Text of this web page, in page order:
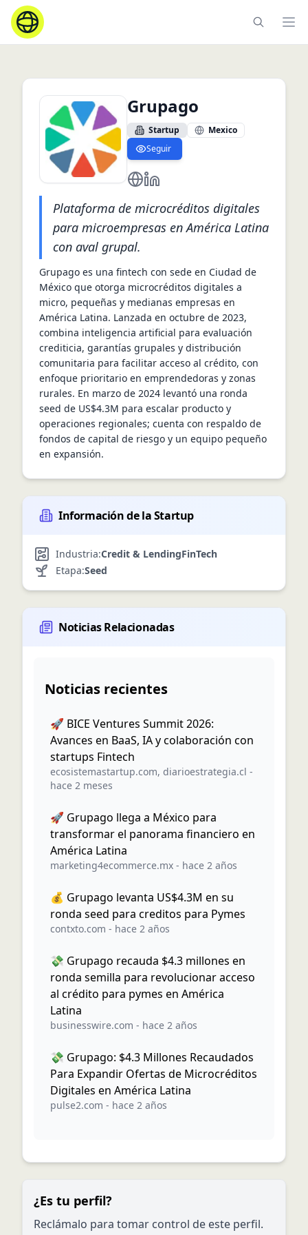
Grupago
Startup
Mexico
Seguir
https://www.grupago.mx/
https://www.linkedin.com/
Plataforma de microcréditos digitales
para microempresas en América Latina
con aval grupal.
Grupago es una fintech con sede en Ciudad de
México que otorga microcréditos digitales a
micro, pequeñas y medianas empresas en
América Latina. Lanzada en octubre de 2023,
combina inteligencia artificial para evaluación
crediticia, garantías grupales y distribución
comunitaria para facilitar acceso al crédito, con
enfoque prioritario en emprendedoras y zonas
rurales. En marzo de 2024 levantó una ronda
seed de US$4.3M para escalar producto y
operaciones regionales; cuenta con respaldo de
fondos de capital de riesgo y un equipo pequeño
en expansión.
Información de la Startup
Industria:Credit & LendingFinTech
Etapa:Seed
Noticias Relacionadas
Noticias recientes
🚀 BICE Ventures Summit 2026:
Avances en BaaS, IA y colaboración con
startups Fintech
ecosistemastartup.com, diarioestrategia.cl -
hace 2 meses
🚀 Grupago llega a México para
transformar el panorama financiero en
América Latina
marketing4ecommerce.mx - hace 2 años
💰 Grupago levanta US$4.3M en su
ronda seed para creditos para Pymes
contxto.com - hace 2 años
💸 Grupago recauda $4.3 millones en
ronda semilla para revolucionar acceso
al crédito para pymes en América
Latina
businesswire.com - hace 2 años
💸 Grupago: $4.3 Millones Recaudados
Para Expandir Ofertas de Microcréditos
Digitales en América Latina
pulse2.com - hace 2 años
¿Es tu perfil?
Reclámalo para tomar control de este perfil.